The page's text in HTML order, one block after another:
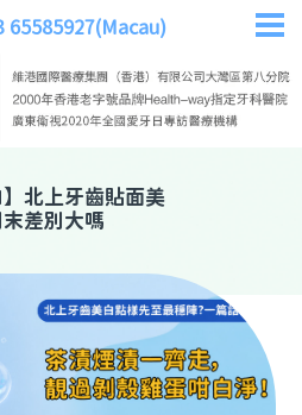
65585927(Macau)
】 北上牙齒貼面美
差別大嗎